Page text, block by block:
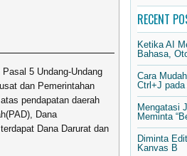
5 Undang-Undang
dan Pemerintahan
pendapatan daerah
Dana
Dana Darurat dan
RECENT
Ketika AI
Bahasa,
Cara
Ctrl+J pada
Mengatasi
Meminta
Diminta
Kanvas B